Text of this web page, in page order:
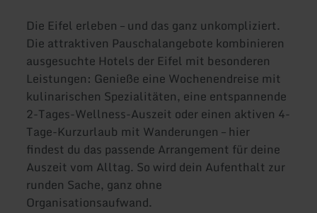
Die Eifel erleben – und das ganz unkompliziert.
Die attraktiven Pauschalangebote kombinieren
ausgesuchte Hotels der Eifel mit besonderen
Leistungen: Genieße eine Wochenendreise mit
kulinarischen Spezialitäten, eine entspannende
2-Tages-Wellness-Auszeit oder einen aktiven 4-
Tage-Kurzurlaub mit Wanderungen – hier
findest du das passende Arrangement für deine
Auszeit vom Alltag. So wird dein Aufenthalt zur
runden Sache, ganz ohne
Organisationsaufwand.